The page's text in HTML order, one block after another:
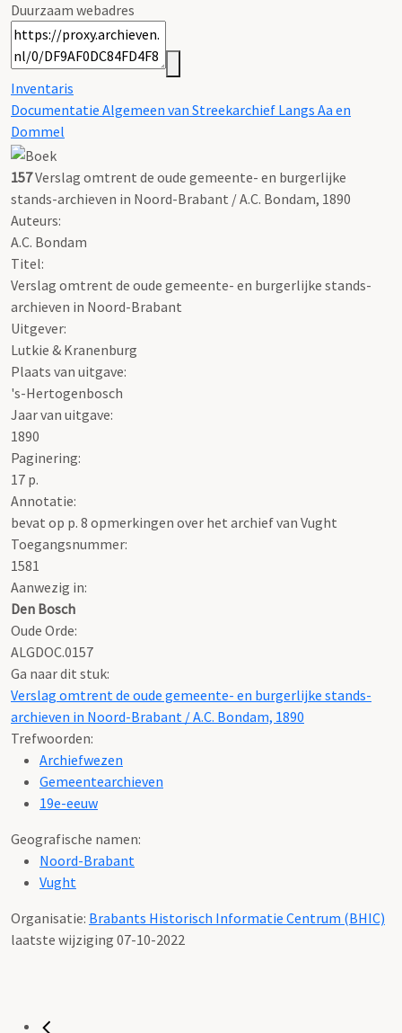
Duurzaam webadres
Inventaris
Documentatie Algemeen van Streekarchief Langs Aa en
Dommel
157Verslag omtrent de oude gemeente- en burgerlijke
stands-archieven in Noord-Brabant / A.C. Bondam, 1890
Auteurs:
A.C. Bondam
Titel:
Verslag omtrent de oude gemeente- en burgerlijke stands-
archieven in Noord-Brabant
Uitgever:
Lutkie & Kranenburg
Plaats van uitgave:
's-Hertogenbosch
Jaar van uitgave:
1890
Paginering:
17 p.
Annotatie:
bevat op p. 8 opmerkingen over het archief van Vught
Toegangsnummer:
1581
Aanwezig in:
Den Bosch
Oude Orde:
ALGDOC.0157
Ga naar dit stuk:
Verslag omtrent de oude gemeente- en burgerlijke stands-
archieven in Noord-Brabant / A.C. Bondam, 1890
Trefwoorden:
Archiefwezen
Gemeentearchieven
19e-eeuw
Geografische namen:
Noord-Brabant
Vught
Organisatie: Brabants Historisch Informatie Centrum (BHIC)
laatste wijziging 07-10-2022